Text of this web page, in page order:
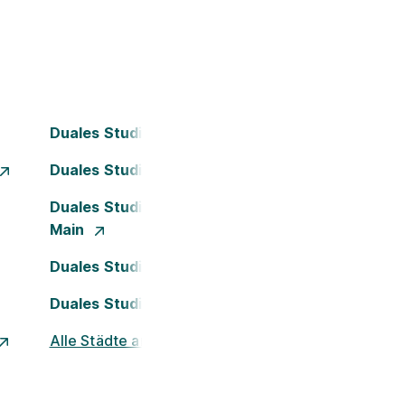
Duales Studium Bielefeld
Duales Studium Dortmund
Duales Studium Frankfurt am
Main
Duales Studium Köln
Duales Studium Nürnberg
Alle Städte ansehen